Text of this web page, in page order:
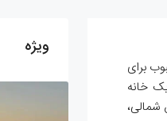
برای
خانه
شمالی،
ویژه